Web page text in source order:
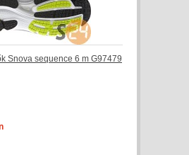
Snova sequence 6 m G97479